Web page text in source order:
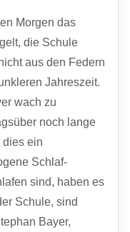
Morgen das
die Schule
aus den Federn
Jahreszeit.
wach zu
noch lange
dies ein
Schlaf-
sind, haben es
Schule, sind
Bayer,